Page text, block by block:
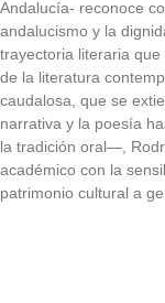
Andalucía- reconoce
andalucismo y la
trayectoria literaria
de la literatura
caudalosa, que se
narrativa y la poesía
la tradición oral—,
académico con la
patrimonio cultural a